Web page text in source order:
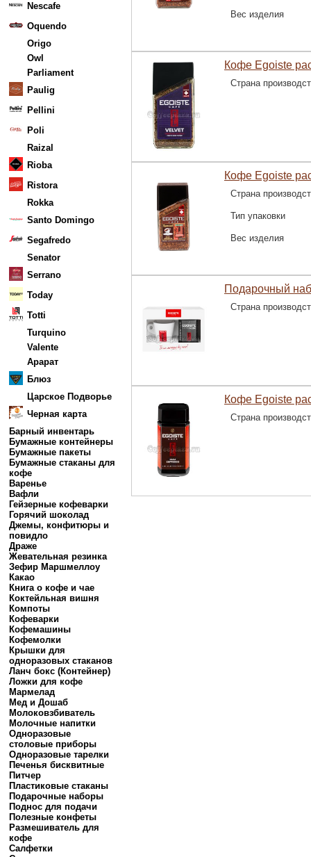
Nescafe
Oquendo
Origo
Owl
Parliament
Paulig
Pellini
Poli
Raizal
Rioba
Ristora
Rokka
Santo Domingo
Segafredo
Senator
Serrano
Today
Totti
Turquino
Valente
Арарат
Блюз
Царское Подворье
Черная карта
Барный инвентарь
Бумажные контейнеры
Бумажные пакеты
Бумажные стаканы для
кофе
Варенье
Вафли
Гейзерные кофеварки
Горячий шоколад
Джемы, конфитюры и
повидло
Драже
Жевательная резинка
Зефир Маршмеллоу
Какао
Книга о кофе и чае
Коктейльная вишня
Компоты
Кофеварки
Кофемашины
Кофемолки
Крышки для
одноразовых стаканов
Ланч бокс (Контейнер)
Ложки для кофе
Мармелад
Мед и Дошаб
Молоковзбиватель
Молочные напитки
Одноразовые
столовые приборы
Одноразовые тарелки
Печенья бисквитные
Питчер
Пластиковые стаканы
Подарочные наборы
Поднос для подачи
Полезные конфеты
Размешиватель для
кофе
Салфетки
Вес изделия
Кофе Egoiste
Страна
Кофе Egoiste
Страна
Тип упаковки
Вес изделия
Подарочный
Страна
Кофе Egoiste
Страна